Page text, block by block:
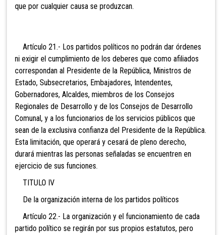
que por cualquier causa se produzcan.
Artículo 21.- Los partidos políticos no podrán dar órdenes
ni exigir el cumplimiento de los deberes que como afiliados
correspondan al Presidente de la República, Ministros de
Estado, Subsecretarios, Embajadores, Intendentes,
Gobernadores, Alcaldes, miembros de los Consejos
Regionales de Desarrollo y de los Consejos de Desarrollo
Comunal, y a los funcionarios de los servicios públicos que
sean de la exclusiva confianza del Presidente de la República.
Esta limitación, que operará y cesará de pleno derecho,
durará mientras las personas señaladas se encuentren en
ejercicio de sus funciones.
TITULO IV
De la organización interna de los partidos políticos
Artículo 22.- La organización y el funcionamiento de cada
partido político se regirán por sus propios estatutos, pero